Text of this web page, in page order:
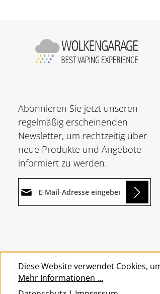
Abonnieren Sie jetzt unseren
regelmäßig erscheinenden
Newsletter, um rechtzeitig über
neue Produkte und Angebote
informiert zu werden.
zur Kenntnis genommen und
dieAGBgelesen und bin mit
ihnen einverstanden.
die oben abgebildeten Zeichen
ein*
Pflichtfelder.
Diese Website verwendet Cookies,
Mehr Informationen ...